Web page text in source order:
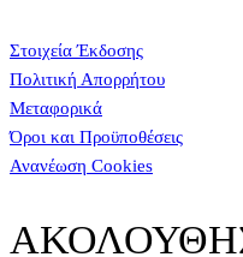
Στοιχεία Έκδοσης
Πολιτική Απορρήτου
Μεταφορικά
Όροι και Προϋποθέσεις
Ανανέωση Cookies